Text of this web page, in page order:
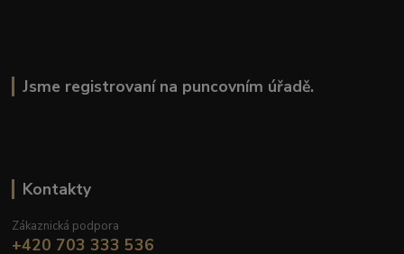
Jsme registrovaní na puncovním úřadě.
Kontakty
Zákaznická podpora
+420 703 333 536